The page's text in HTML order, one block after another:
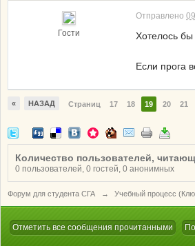
Гости
Отправлено
Хотелось бы
Если прога
« НАЗАД Страниц 17 18 19 20 21
Количество пользователей,
0 пользователей, 0 гостей, 0 анонимных
Форум для студента СГА → Учебный процесс
Отметить все сообщения прочитанными